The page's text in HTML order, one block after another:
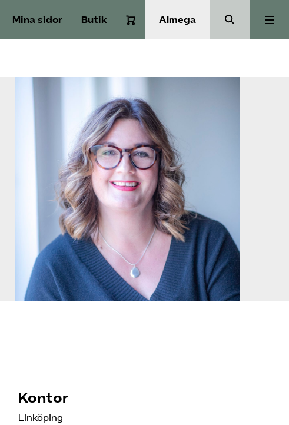
Mina sidor Butik Almega
Branscher
Medlemskap
Auktorisation
Våra frågor
SRY
Kontor
Linköping